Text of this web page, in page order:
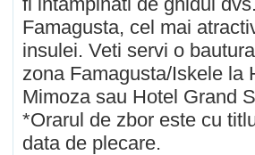
Famagusta, cel mai
insulei. Veti servi o
zona Famagusta/Iskele la
Mimoza sau Hotel Grand
*Orarul de zbor este cu
data de plecare.